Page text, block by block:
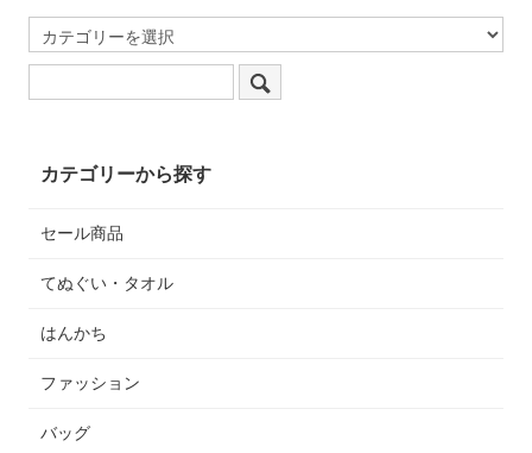
カテゴリーから探す
セール商品
てぬぐい・タオル
はんかち
ファッション
バッグ